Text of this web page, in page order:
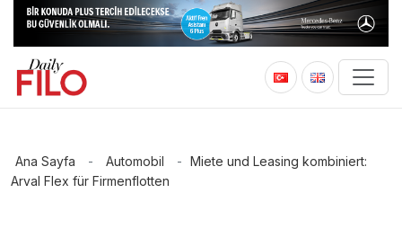
Ana Sayfa - Automobil - Miete und Leasing kombiniert:
Arval Flex für Firmenflotten